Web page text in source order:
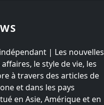
| Les nouvelles
le style de vie, les
à travers des articles de
et dans les pays
en Asie, Amérique et en